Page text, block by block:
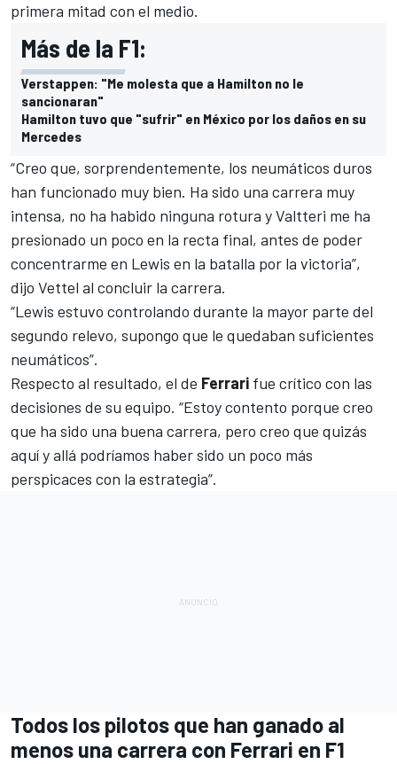
primera mitad con el medio.
Más de la F1:
Verstappen: "Me molesta que a Hamilton no le
sancionaran"
Hamilton tuvo que "sufrir" en México por los daños en su
Mercedes
“Creo que, sorprendentemente, los neumáticos duros
han funcionado muy bien. Ha sido una carrera muy
intensa, no ha habido ninguna rotura yValtteri me ha
presionado un poco en la recta final, antes de poder
concentrarme en Lewis en la batalla por la victoria”,
dijo Vettel al concluir la carrera.
“Lewis estuvo controlando durante la mayor parte del
segundo relevo, supongo que le quedaban suficientes
neumáticos”.
Respecto al resultado, el de Ferrari fue crítico con las
decisiones de su equipo. “Estoy contento porque creo
que ha sido una buena carrera, pero creo que quizás
aquí y allá podríamos haber sido un poco más
perspicaces con la estrategia”.
Todos los pilotos que han ganado al
menos una carrera con Ferrari en F1